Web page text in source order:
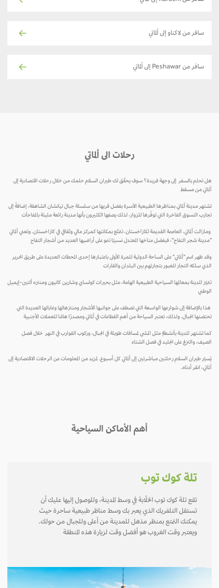
سافر من لاكناو إلى ألماتي
سافر من Peshawar إلى ألماتي
رحلات الى ألماتي
هل تحلم بالسفر إلى وجهة فريدة؟ سوف يحقّق لك طيران السلام حلمك من خلال رحلات اقتصادية إلى
ألماتي من مسقط
تشتهر مدينة ألماتي بمناظرها الطبيعية الآسرة بفضل قربها من سلسلة جبال تيانشان الشاهقة، إضافةً إلى
تجارب التسوق الفاخرة التي توفّرها للزوار، لذلك يصفها الكثيرون بأنها مدينة رائعة مليئة بالمفاجآت
ومازالت ألماتي، العاصمة القديمة لكازاخستان، تتمتّع بمكانتها كمركز مالي وثقافي في كازاخستان. وتعني ألماتي
"مدينة شجر التفاح"، فبفضل مناخها المعتدل نسبيًا تنمو على أراضيها العديد من أشجار التفاح
وقد ظهر اسم "ألماتي" على الساحة الدولية للمرة الأولى باعتبارها إحدى المحطات العديدة على طريق الحرير
الذي سلكه التجار للعبور بتجارتهم بين البلدان والقارات
تتميّز المدينة بمعالمها السياحية الطبيعية الهامة، مثل بحيرات كولساي وشارين كانيون ومنتزه ألتين-إيميل
الوطني
هذا بالإضافة إلى شوارعها الواسعة التي تصطف على جوانبها الأشجار ومنتزهاتها وغاباتها العديدة التي
تحتضنها الجبال. ولذلك، تعتبر السياحة من أهم القطاعات في ألماتي ومصدرًا هامًا للعملات الأجنبية
كما تشتهر المدينة بأنشطةٍ مثل المشي لمسافات طويلة في الجبال، وركوب القوارب في النهر خلال فصل
الصيف، والتزلج على الجليد في فصل الشتاء
يُسيّر طيران السلام رحلتين مباشرتين إلى ألماتي كل أسبوع. لمزيد من المعلومات عن الرحلات الاقتصادية إلى
ألماتي، انقر أدناه.
أهم الأماكن السياحية
تلة كوك توب
تقع تلة كوك توب الخلّابة في وسط المدينة، وللوصول إليها عليك أن
تستقل التلفريك الذي يعبر بك وسط مناظر طبيعية ساحرة حيث
يمكنك التمتع بمنظر مذهل للمدينة من أعلى وللجبال من حولك.
ويعتبر وقت الغروب هو أفضل وقت لزيارة هذه المنطقة